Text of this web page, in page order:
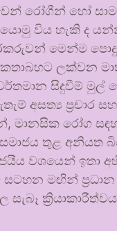
රෝගීන් හෝ
විය හැකි ද
මෙන්ම පොදු
ලක්වන
සිදුවීම් මුල්
අසත්‍ය ප්‍රචාර
මානසික රෝග
තුළ අනියත
වශයෙන් ඉතා
මඟින්